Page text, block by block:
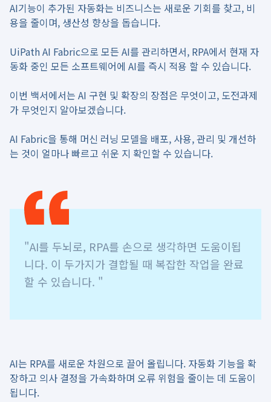
AI기능이 추가된 자동화는 비즈니스는 새로운 기회를 찾고, 비
용을 줄이며, 생산성 향상을 돕습니다.
UiPath AI Fabric으로 모든 AI를 관리하면서, RPA에서 현재 자
동화 중인 모든 소프트웨어에 AI를 즉시 적용 할 수 있습니다.
이번 백서에서는 AI 구현 및 확장의 장점은 무엇이고, 도전과제
가 무엇인지 알아보겠습니다.
AI Fabric을 통해 머신 러닝 모델을 배포, 사용, 관리 및 개선하
는 것이 얼마나 빠르고 쉬운 지 확인할 수 있습니다.
"AI를 두뇌로, RPA를 손으로 생각하면 도움이됩
니다. 이 두가지가 결합될 때 복잡한 작업을 완료
할 수 있습니다. "
AI는 RPA를 새로운 차원으로 끌어 올립니다. 자동화 기능을 확
장하고 의사 결정을 가속화하며 오류 위험을 줄이는 데 도움이
됩니다.